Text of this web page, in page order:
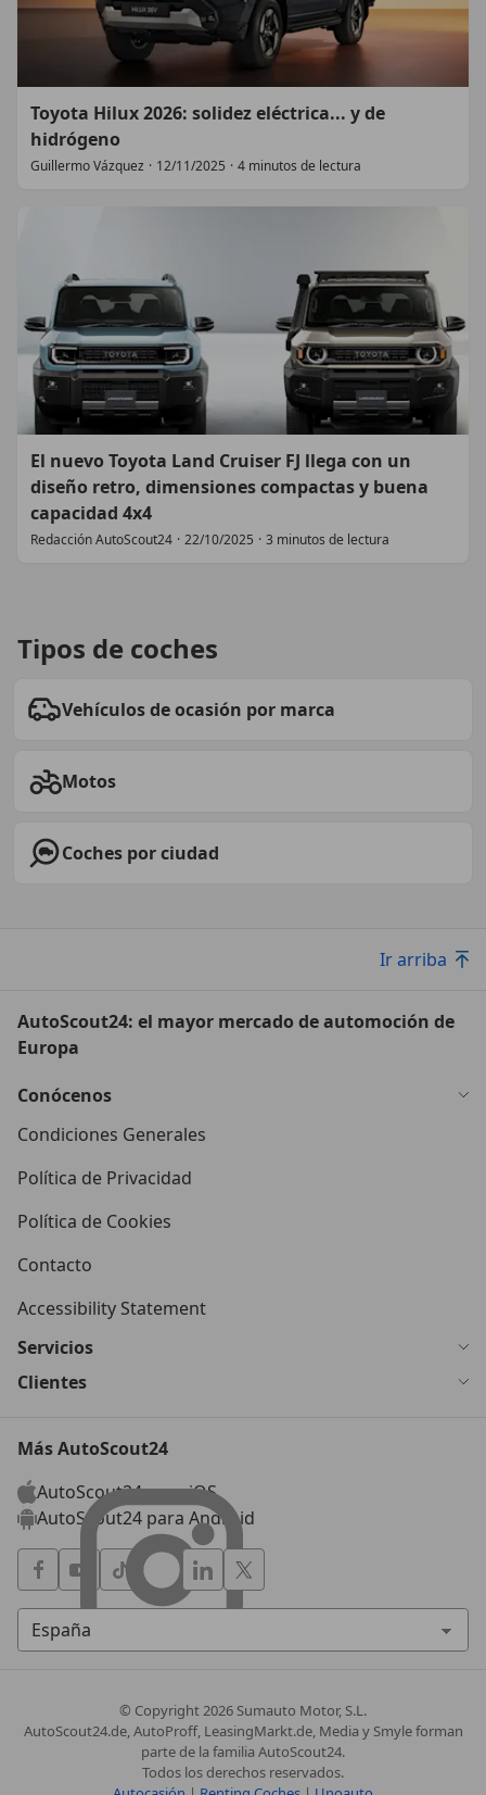
Toyota Hilux 2026: solidez eléctrica... y de
hidrógeno
Guillermo Vázquez · 12/11/2025 · 4 minutos de lectura
El nuevo Toyota Land Cruiser FJ llega con un
diseño retro, dimensiones compactas y buena
capacidad 4x4
Redacción AutoScout24 · 22/10/2025 · 3 minutos de lectura
Tipos de coches
Vehículos de ocasión por marca
Motos
Coches por ciudad
Ir arriba
AutoScout24: el mayor mercado de automoción de
Europa
Conócenos
Condiciones Generales
Política de Privacidad
Política de Cookies
Contacto
Accessibility Statement
Servicios
Clientes
Más AutoScout24
AutoScout24 para iOS
AutoScout24 para Android
© Copyright2026 Sumauto Motor, S.L.
AutoScout24.de, AutoProff, LeasingMarkt.de, Media y Smyle forman
parte de la familia AutoScout24.
Todos los derechos reservados.